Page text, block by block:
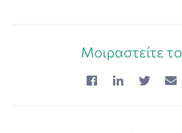
Μοιραστείτε το